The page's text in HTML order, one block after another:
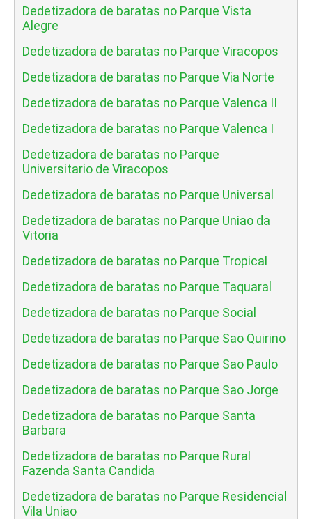
Dedetizadora de baratas no Parque Vista
Alegre
Dedetizadora de baratas no Parque Viracopos
Dedetizadora de baratas no Parque Via Norte
Dedetizadora de baratas no Parque Valenca II
Dedetizadora de baratas no Parque Valenca I
Dedetizadora de baratas no Parque
Universitario de Viracopos
Dedetizadora de baratas no Parque Universal
Dedetizadora de baratas no Parque Uniao da
Vitoria
Dedetizadora de baratas no Parque Tropical
Dedetizadora de baratas no Parque Taquaral
Dedetizadora de baratas no Parque Social
Dedetizadora de baratas no Parque Sao Quirino
Dedetizadora de baratas no Parque Sao Paulo
Dedetizadora de baratas no Parque Sao Jorge
Dedetizadora de baratas no Parque Santa
Barbara
Dedetizadora de baratas no Parque Rural
Fazenda Santa Candida
Dedetizadora de baratas no Parque Residencial
Vila Uniao